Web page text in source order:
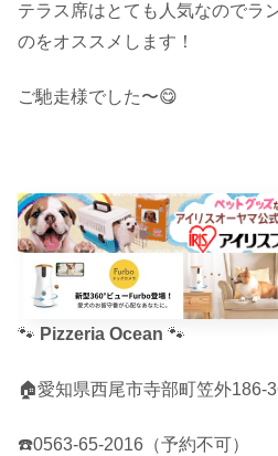
テラス席はとても人気なのでラ
のをオススメします！
ご馳走様でした〜😋
🐾 Pizzeria Ocean 🐾
🏠愛知県西尾市寺部町笠外186-
☎️0563-65-2016（予約不可）